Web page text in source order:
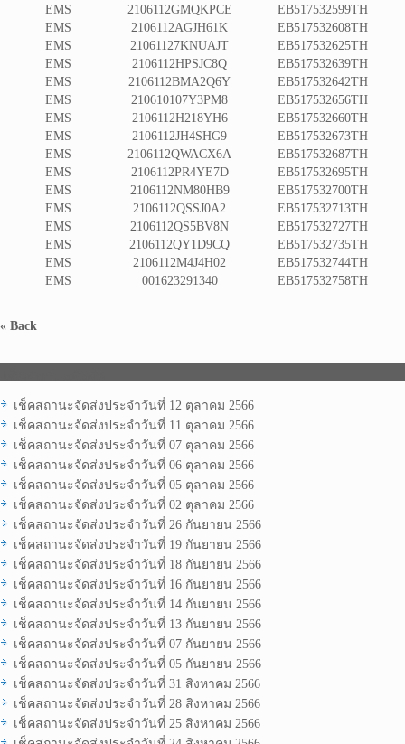
EMS
2106112GMQKPCE
EB517532599TH
EMS
2106112AGJH61K
EB517532608TH
EMS
21061127KNUAJT
EB517532625TH
EMS
2106112HPSJC8Q
EB517532639TH
EMS
2106112BMA2Q6Y
EB517532642TH
EMS
210610107Y3PM8
EB517532656TH
EMS
2106112H218YH6
EB517532660TH
EMS
2106112JH4SHG9
EB517532673TH
EMS
2106112QWACX6A
EB517532687TH
EMS
2106112PR4YE7D
EB517532695TH
EMS
2106112NM80HB9
EB517532700TH
EMS
2106112QSSJ0A2
EB517532713TH
EMS
2106112QS5BV8N
EB517532727TH
EMS
2106112QY1D9CQ
EB517532735TH
EMS
2106112M4J4H02
EB517532744TH
EMS
001623291340 EB517532758TH
« Back
เช็คสถานะจัดส่ง
เช็คสถานะจัดส่งประจำวันที่ 12 ตุลาคม 2566
เช็คสถานะจัดส่งประจำวันที่ 11 ตุลาคม 2566
เช็คสถานะจัดส่งประจำวันที่ 07 ตุลาคม 2566
เช็คสถานะจัดส่งประจำวันที่ 06 ตุลาคม 2566
เช็คสถานะจัดส่งประจำวันที่ 05 ตุลาคม 2566
เช็คสถานะจัดส่งประจำวันที่ 02 ตุลาคม 2566
เช็คสถานะจัดส่งประจำวันที่ 26 กันยายน 2566
เช็คสถานะจัดส่งประจำวันที่ 19 กันยายน 2566
เช็คสถานะจัดส่งประจำวันที่ 18 กันยายน 2566
เช็คสถานะจัดส่งประจำวันที่ 16 กันยายน 2566
เช็คสถานะจัดส่งประจำวันที่ 14 กันยายน 2566
เช็คสถานะจัดส่งประจำวันที่ 13 กันยายน 2566
เช็คสถานะจัดส่งประจำวันที่ 07 กันยายน 2566
เช็คสถานะจัดส่งประจำวันที่ 05 กันยายน 2566
เช็คสถานะจัดส่งประจำวันที่ 31 สิงหาคม 2566
เช็คสถานะจัดส่งประจำวันที่ 28 สิงหาคม 2566
เช็คสถานะจัดส่งประจำวันที่ 25 สิงหาคม 2566